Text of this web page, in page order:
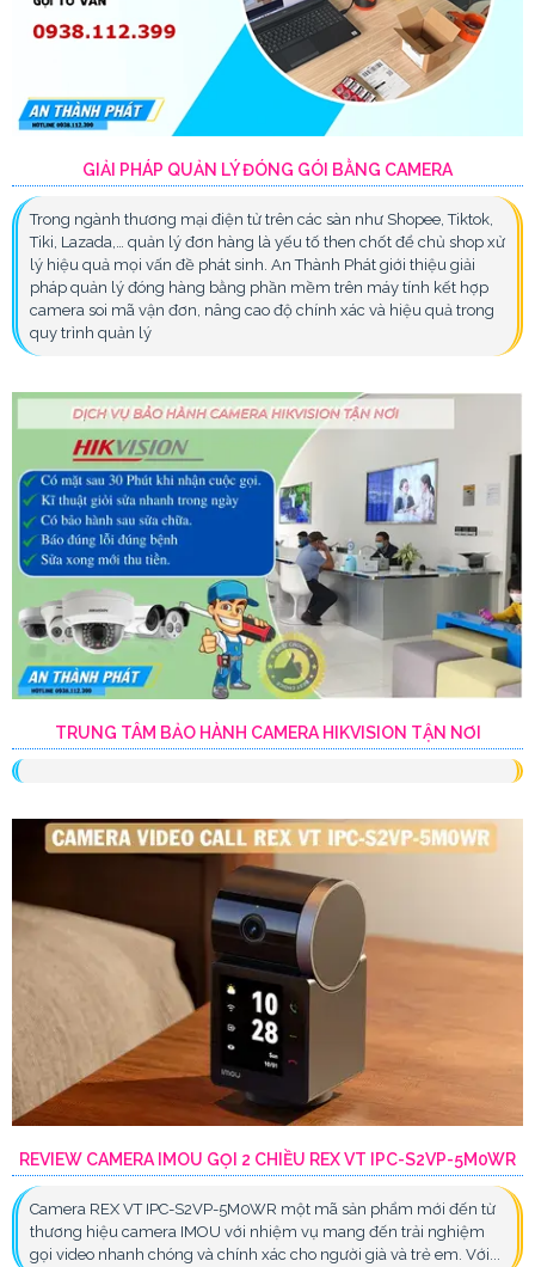
GIẢI PHÁP QUẢN LÝ ĐÓNG GÓI BẰNG CAMERA
Trong ngành thương mại điện tử trên các sàn như Shopee, Tiktok,
Tiki, Lazada,… quản lý đơn hàng là yếu tố then chốt để chủ shop xử
lý hiệu quả mọi vấn đề phát sinh. An Thành Phát giới thiệu giải
pháp quản lý đóng hàng bằng phần mềm trên máy tính kết hợp
camera soi mã vận đơn, nâng cao độ chính xác và hiệu quả trong
quy trình quản lý
TRUNG TÂM BẢO HÀNH CAMERA HIKVISION TẬN NƠI
REVIEW CAMERA IMOU GỌI 2 CHIỀU REX VT IPC-S2VP-5M0WR
Camera REX VT IPC-S2VP-5M0WR một mã sản phẩm mới đến từ
thương hiệu camera IMOU với nhiệm vụ mang đến trải nghiệm
gọi video nhanh chóng và chính xác cho người già và trẻ em. Với...